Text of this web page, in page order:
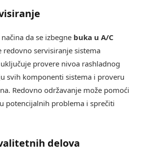
da se izbegne buka u A/C
redovno servisiranje sistema
provere nivoa rashladnog
svih komponenti sistema i proveru
Redovno održavanje može pomoći
potencijalnih problema i sprečiti
delova